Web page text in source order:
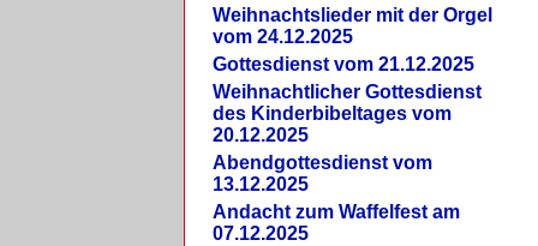
Weihnachtslieder mit der Orgel
vom 24.12.2025
Gottesdienst vom 21.12.2025
Weihnachtlicher Gottesdienst
des Kinderbibeltages vom
20.12.2025
Abendgottesdienst vom
13.12.2025
Andacht zum Waffelfest am
07.12.2025